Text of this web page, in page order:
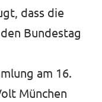
dass die
Bundestag
am 16.
München